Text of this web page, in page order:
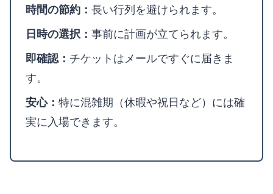
時間の節約： 長い行列を避けられます。
日時の選択： 事前に計画が立てられます。
即確認： チケットはメールですぐに届きま
す。
安心： 特に混雑期（休暇や祝日など）には確
実に入場できます。